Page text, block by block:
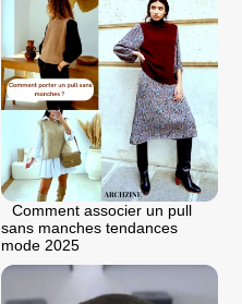
Comment associer un pull
sans manches tendances
mode 2025